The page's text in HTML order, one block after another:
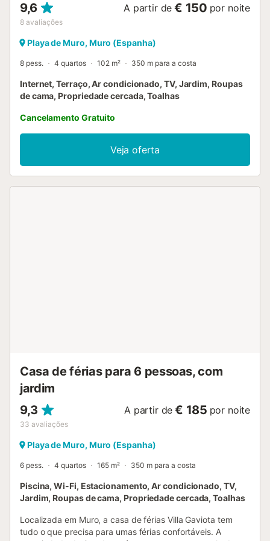
9,6
8 avaliações
A partir de € 150 por noite
Playa de Muro, Muro (Espanha)
8 pess. 4 quartos 102 m² 350 m para a costa
Internet, Terraço, Ar condicionado, TV, Jardim, Roupas
de cama, Propriedade cercada, Toalhas
Cancelamento Gratuito
Veja oferta
Casa de férias para 6 pessoas, com
jardim
9,3
33 avaliações
A partir de € 185 por noite
Playa de Muro, Muro (Espanha)
6 pess. 4 quartos 165 m² 350 m para a costa
Piscina, Wi-Fi, Estacionamento, Ar condicionado, TV,
Jardim, Roupas de cama, Propriedade cercada, Toalhas
Localizada em Muro, a casa de férias Villa Gaviota tem
tudo o que precisa para umas férias confortáveis. A